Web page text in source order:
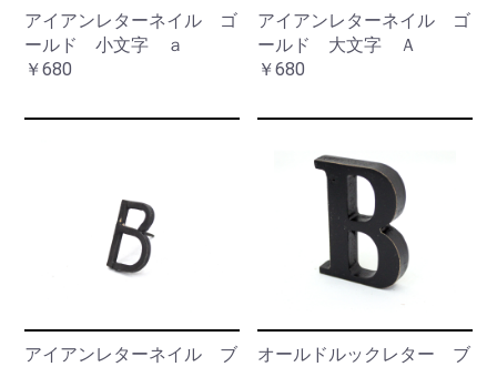
アイアンレターネイル ゴ
ールド 小文字 ａ
￥680
アイアンレターネイル ゴ
ールド 大文字 Ａ
￥680
アイアンレターネイル ブ
オールドルックレター ブ